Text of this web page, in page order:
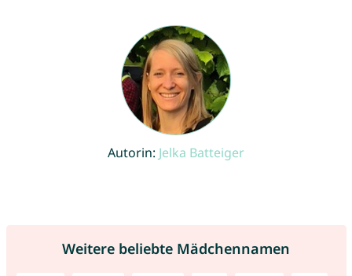
Autorin: Jelka Batteiger
Weitere beliebte Mädchennamen